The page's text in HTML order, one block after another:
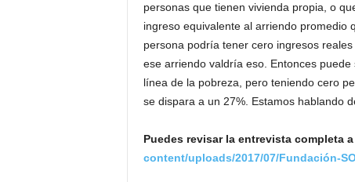
personas que tienen vivienda propia, o
ingreso equivalente al arriendo promedio
persona podría tener cero ingresos
ese arriendo valdría eso. Entonces
línea de la pobreza, pero teniendo cero
se dispara a un 27%. Estamos hablando
Puedes revisar la entrevista completa
content/uploads/2017/07/Fundación-